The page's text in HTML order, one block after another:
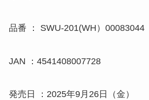
品番 ： SWU-201(WH）00083044
JAN ：4541408007728
発売日 ：2025年9月26日（金）